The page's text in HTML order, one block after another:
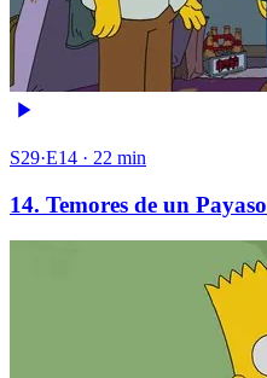
S29·E14 · 22 min
14. Temores de un Payaso